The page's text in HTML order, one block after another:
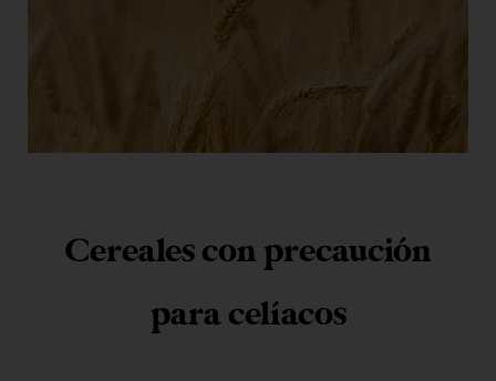
Cereales con precaución
para celíacos